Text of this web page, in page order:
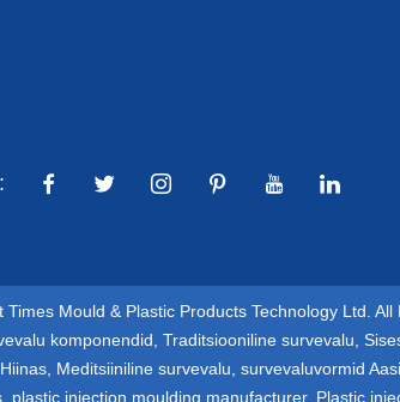
Mould & Plastic Products Technology Ltd. All
komponendid Traditsiooniline survevalu
Meditsiiniline survevalu survevaluvormid
plastic injection moulding manufacturer, Plastic